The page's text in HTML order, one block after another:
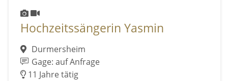
Hochzeitssängerin Yasmin
Durmersheim
Gage: auf Anfrage
11 Jahre tätig